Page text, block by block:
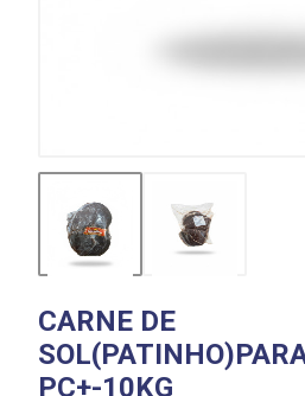
CARNE DE
PC+-10KG